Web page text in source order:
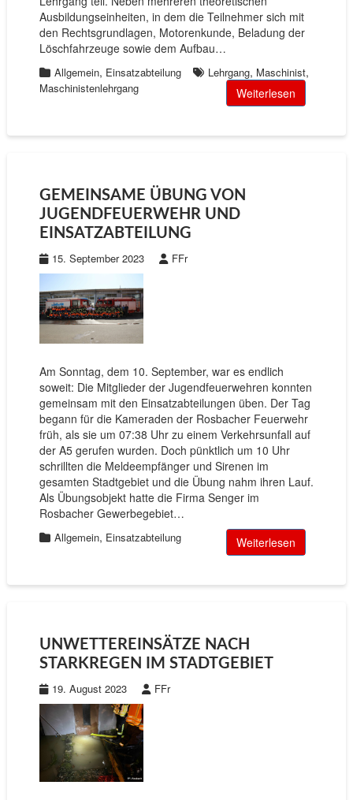
Ausbildungseinheiten, in dem die Teilnehmer sich mit
den Rechtsgrundlagen, Motorenkunde, Beladung der
Löschfahrzeuge sowie dem Aufbau…
Allgemein, Einsatzabteilung Lehrgang, Maschinist,
Maschinistenlehrgang Weiterlesen
GEMEINSAME ÜBUNG VON
JUGENDFEUERWEHR UND
EINSATZABTEILUNG
15. September 2023 FFr
Am Sonntag, dem 10. September, war es endlich
soweit: Die Mitglieder der Jugendfeuerwehren konnten
gemeinsam mit den Einsatzabteilungen üben. Der Tag
begann für die Kameraden der Rosbacher Feuerwehr
früh, als sie um 07:38 Uhr zu einem Verkehrsunfall auf
der A5 gerufen wurden. Doch pünktlich um 10 Uhr
schrillten die Meldeempfänger und Sirenen im
gesamten Stadtgebiet und die Übung nahm ihren Lauf.
Als Übungsobjekt hatte die Firma Senger im
Rosbacher Gewerbegebiet…
Allgemein, Einsatzabteilung Weiterlesen
UNWETTEREINSÄTZE NACH
STARKREGEN IM STADTGEBIET
19. August 2023 FFr